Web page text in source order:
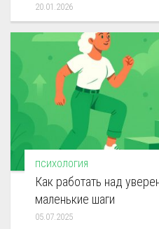
20.01.2026
ПСИХОЛОГИЯ
Как работать над
маленькие шаги
05.07.2025